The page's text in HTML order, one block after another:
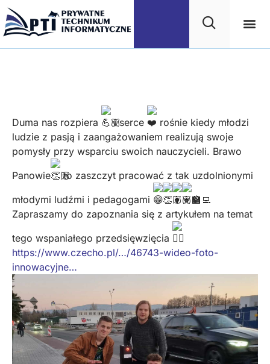
Duma nas rozpiera i serce
rośnie kiedy młodzi
ludzie z pasją i zaangażowaniem realizują swoje
pomysły przy wsparciu swoich nauczycieli. Brawo
Panowie
to zaszczyt pracować z tak uzdolnionymi
młodymi ludźmi i pedagogami
Zapraszamy do zapoznania się z artykułem na temat
tego wspaniałego przedsięwzięcia
https://www.czecho.pl/…/46743-wideo-foto-
innowacyjne…